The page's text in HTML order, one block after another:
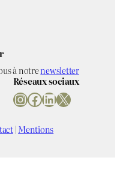
à notrenewsletter
Réseaux sociaux
InstagramFacebook LinkedIn X
|Mentions